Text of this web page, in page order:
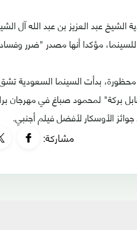
الشيخ عبد العزيز بن عبد الله آل
مؤكدا أنها مصدر "ضرر
بدأت السينما السعودية
بركة" لمحمود صباغ في مهرجان
الأوسكار لأفضل فيلم أجنبي.
مشاركة: